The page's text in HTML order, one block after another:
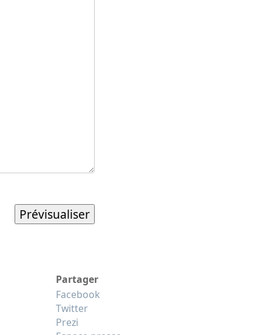
Partager
Facebook
Twitter
Prezi